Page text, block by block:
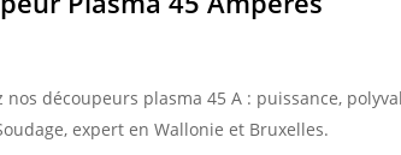
nos découpeurs plasma 45 A : puissance,
expert en Wallonie et Bruxelles.